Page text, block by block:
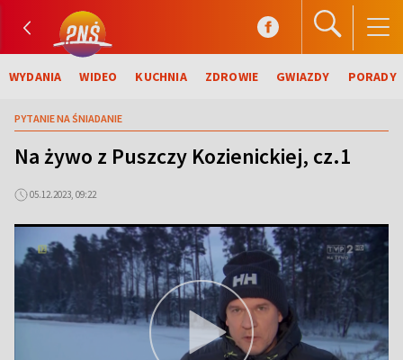
WYDANIA WIDEO KUCHNIA ZDROWIE GWIAZDY PORADY
PYTANIE NA ŚNIADANIE
Na żywo z Puszczy Kozienickiej, cz.1
05.12.2023, 09:22